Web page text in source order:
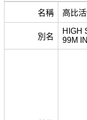
名稱 高比
別名
HIGH
99M